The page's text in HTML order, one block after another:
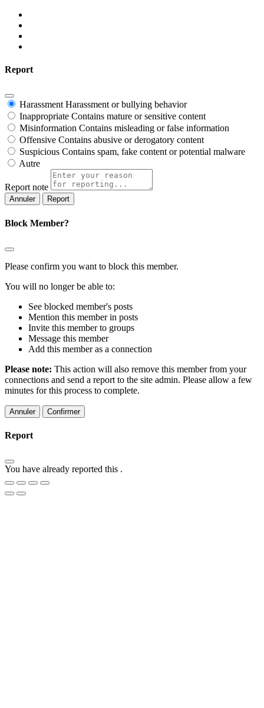
Report
Harassment Harassment or bullying behavior
Inappropriate Contains mature or sensitive content
Misinformation Contains misleading or false information
Offensive Contains abusive or derogatory content
Suspicious Contains spam, fake content or potential malware
Autre
Report note
Report
Block Member?
Please confirm you want to block this member.
You will no longer be able to:
See blocked member's posts
Mention this member in posts
Invite this member to groups
Message this member
Add this member as a connection
Please note: This action will also remove this member from your
connections and send a report to the site admin. Please allow a few
minutes for this process to complete.
Confirmer
Report
You have already reported this .